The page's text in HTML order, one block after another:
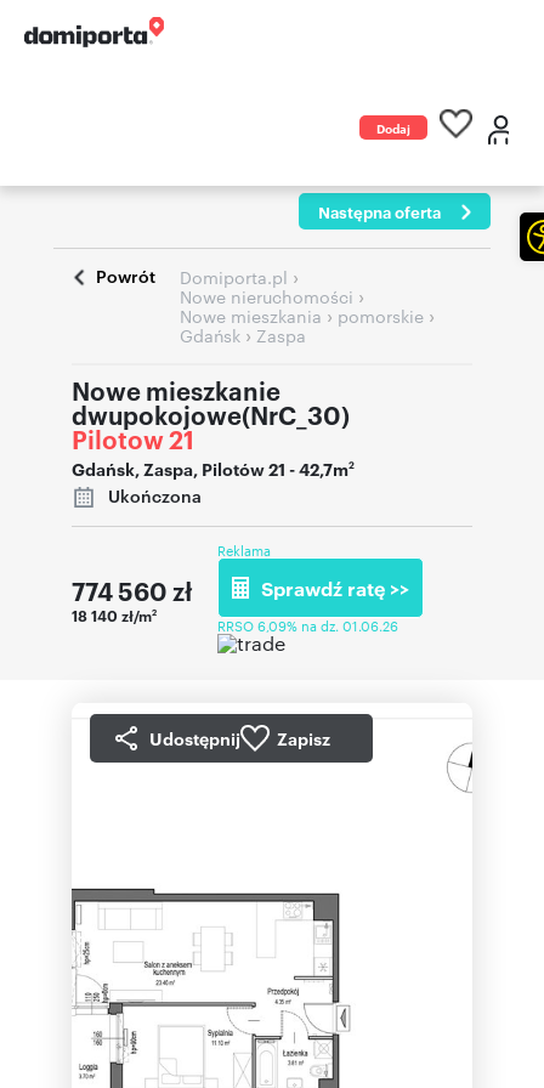
Dodaj
Następna oferta
Powrót Domiporta.pl ›
Nowe nieruchomości ›
Nowe mieszkania › pomorskie ›
Gdańsk › Zaspa
Nowe mieszkanie
dwupokojowe(NrC_30)
Pilotow 21
Gdańsk,Zaspa, Pilotów 21 - 42,7m2
Ukończona
774 560 zł
18 140 zł/m2
Reklama
Sprawdź ratę >>
RRSO 6,09% na dz. 01.06.26
Udostępnij Zapisz